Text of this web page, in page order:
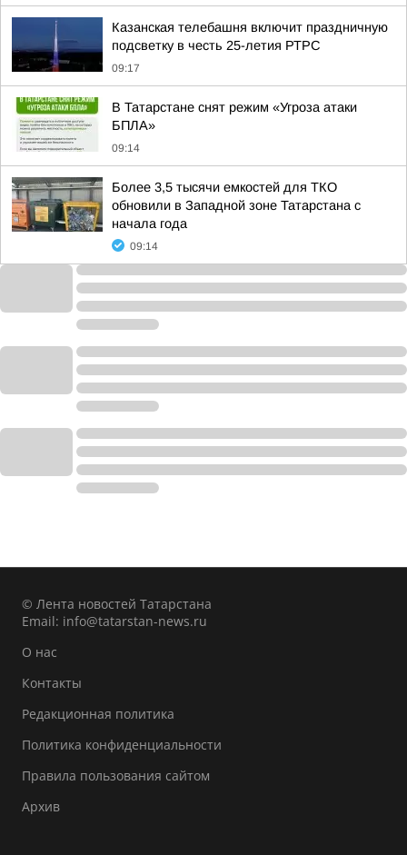
Казанская телебашня включит праздничную
подсветку в честь 25-летия РТРС
09:17
В Татарстане снят режим «Угроза атаки
БПЛА»
09:14
Более 3,5 тысячи емкостей для ТКО
обновили в Западной зоне Татарстана с
начала года
09:14
© Лента новостей Татарстана
Email: info@tatarstan-news.ru
О нас
Контакты
Редакционная политика
Политика конфиденциальности
Правила пользования сайтом
Архив